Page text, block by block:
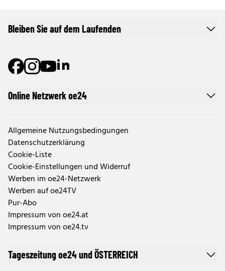
Online Netzwerk oe24
Allgemeine Nutzungsbedingungen
Datenschutzerklärung
Cookie-Liste
Cookie-Einstellungen und Widerruf
Werben im oe24-Netzwerk
Werben auf oe24TV
Pur-Abo
Impressum von oe24.at
Impressum von oe24.tv
Tageszeitung oe24 und ÖSTERREICH
Bleiben Sie auf dem Laufenden